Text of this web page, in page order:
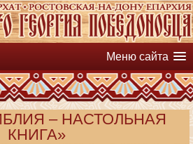
Меню сайта
– НАСТОЛЬНАЯ
КНИГА»